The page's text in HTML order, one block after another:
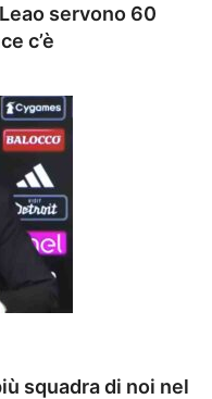
servono 60
c’è
squadra di noi nel